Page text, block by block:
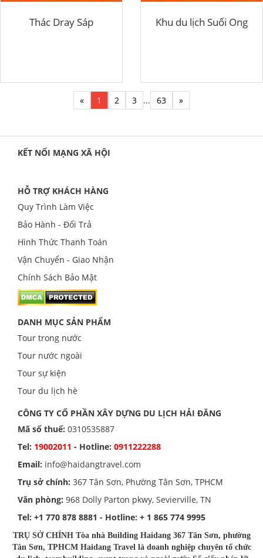
Thác Dray Sáp Khu du lịch Suối Ong
« 1 2 3 ... 63 »
KẾT NỐI MẠNG XÃ HỘI
HỖ TRỢ KHÁCH HÀNG
Quy Trình Làm Việc
Bảo Hành - Đổi Trả
Hình Thức Thanh Toán
Vận Chuyển - Giao Nhận
Chính Sách Bảo Mật
DANH MỤC SẢN PHẨM
Tour trong nước
Tour nước ngoài
Tour sự kiện
Tour du lịch hè
CÔNG TY CỔ PHẦN XÂY DỰNG DU LỊCH HẢI ĐĂNG
Mã số thuế: 0310535887
Tel: 19002011 - Hotline: 0911222288
Email: info@haidangtravel.com
Trụ sở chính: 367 Tân Sơn, Phường Tân Sơn, TPHCM
Văn phòng: 968 Dolly Parton pkwy, Sevierville, TN
Tel: +1 770 878 8881 - Hotline: + 1 865 774 9995
TRỤ SỞ CHÍNH Tòa nhà Building Haidang 367 Tân Sơn, phường
Tân Sơn, TPHCM Haidang Travel là doanh nghiệp chuyên tổ chức